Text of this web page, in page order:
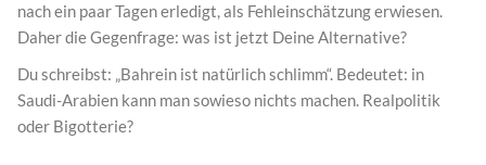
nach ein paar Tagen erledigt, als Fehleinschätzung erwiesen.
Daher die Gegenfrage: was ist jetzt Deine Alternative?
Du schreibst: „Bahrein ist natürlich schlimm“. Bedeutet: in
Saudi-Arabien kann man sowieso nichts machen. Realpolitik
oder Bigotterie?